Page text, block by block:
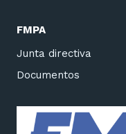
FMPA
Junta directiva
Documentos